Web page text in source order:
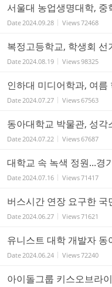
서울대 농업생명대학,
Date 2024.09.28 Views72468
복정고등학교, 학생회
Date 2024.08.19 Views98325
인하대 미디어학과, 여름
Date 2024.07.27 Views67563
동아대학교 박물관, 성각
Date 2024.07.22 Views67687
대학교 속 녹색 정원...경
Date 2024.07.16 Views71417
버스시간 연장 요구한
Date 2024.06.27 Views71621
유니스트 대학 개발자 동
Date 2024.06.24 Views72240
아이돌그룹 키스오브라